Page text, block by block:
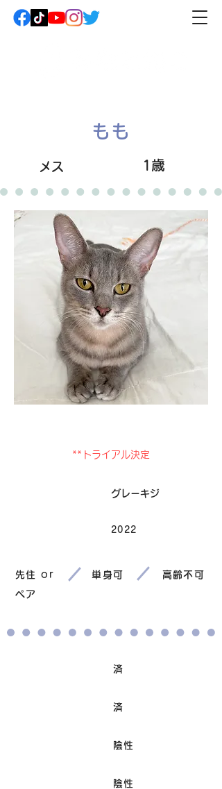
もも
メス 1歳
**トライアル決定
グレーキジ
2022
先住 or
ペア
単身可 高齢不可
済
済
陰性
陰性